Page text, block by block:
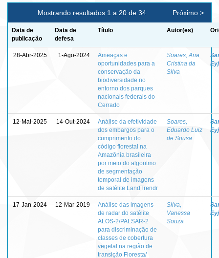
Mostrando resultados 1 a 20 de 34 Próximo >
Data de
publicação
Data de
defesa
Título Autor(es)
28-Abr-2025 1-Ago-2024
Ameaças e
oportunidades para a
conservação da
biodiversidade no
entorno dos parques
nacionais federais do
Cerrado
Soares, Ana
Cristina da
Silva
12-Mai-2025 14-Out-2024
Análise da efetividade
dos embargos para o
cumprimento do
código florestal na
Amazônia brasileira
por meio do algoritmo
de segmentação
temporal de imagens
de satélite LandTrendr
Soares,
Eduardo Luiz
de Sousa
17-Jan-2024 12-Mar-2019
Análise das imagens
de radar do satélite
ALOS-2/PALSAR-2
para discriminação de
classes de cobertura
vegetal na região de
transição Floresta/
Silva,
Vanessa
Souza